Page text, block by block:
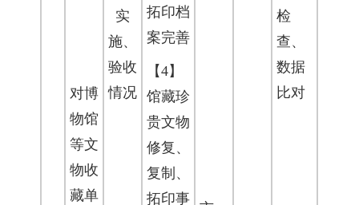
对博
物馆
等文
物收
藏单
实
施、
验收
情况
拓印档
案完善
【4】
馆藏珍
贵文物
修复、
复制、
拓印事
检
查、
数据
比对